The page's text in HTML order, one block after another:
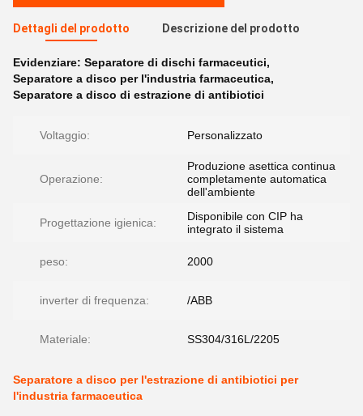
Dettagli del prodotto Descrizione del prodotto
Evidenziare: Separatore di dischi farmaceutici,
Separatore a disco per l'industria farmaceutica,
Separatore a disco di estrazione di antibiotici
Voltaggio: Personalizzato
Operazione:
Produzione asettica continua
completamente automatica
dell'ambiente
Progettazione igienica:
Disponibile con CIP ha
integrato il sistema
peso: 2000
inverter di frequenza: /ABB
Materiale: SS304/316L/2205
Separatore a disco per l'estrazione di antibiotici per
l'industria farmaceutica